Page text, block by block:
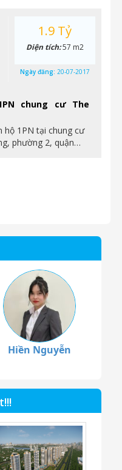
chung cư The
hộ 1PN tại chung cư
phường 2, quận…
1.9 Tỷ
Diện tích:57 m2
Ngày đăng: 20-07-2017
Hiền Nguyễn